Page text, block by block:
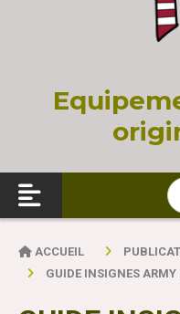
Equi
ACCUEIL
GUIDE INSIGNES